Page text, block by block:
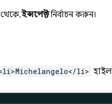
ইন্সপেক্টনির্বাচন করুন।
li>